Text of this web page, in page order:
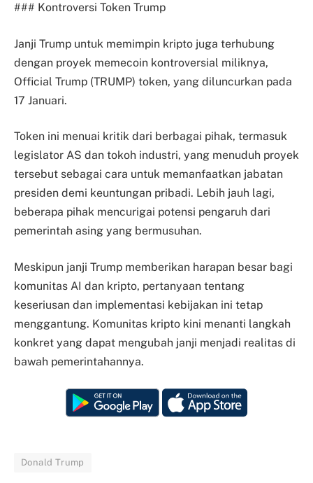
### Kontroversi Token Trump
Janji Trump untuk memimpin kripto juga terhubung
dengan proyek memecoin kontroversial miliknya,
Official Trump (TRUMP) token, yang diluncurkan pada
17 Januari.
Token ini menuai kritik dari berbagai pihak, termasuk
legislator AS dan tokoh industri, yang menuduh proyek
tersebut sebagai cara untuk memanfaatkan jabatan
presiden demi keuntungan pribadi. Lebih jauh lagi,
beberapa pihak mencurigai potensi pengaruh dari
pemerintah asing yang bermusuhan.
Meskipun janji Trump memberikan harapan besar bagi
komunitas AI dan kripto, pertanyaan tentang
keseriusan dan implementasi kebijakan ini tetap
menggantung. Komunitas kripto kini menanti langkah
konkret yang dapat mengubah janji menjadi realitas di
bawah pemerintahannya.
Donald Trump